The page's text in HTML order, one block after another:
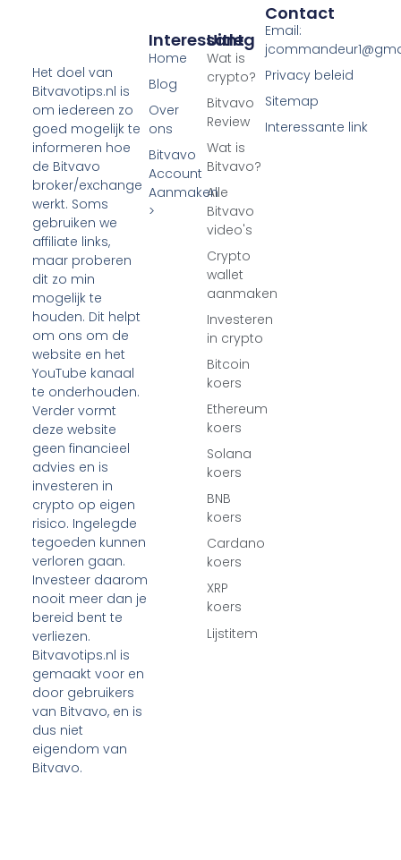
Het doel van
Bitvavotips.nl is
om iedereen zo
goed mogelijk te
informeren hoe
de Bitvavo
broker/exchange
werkt. Soms
gebruiken we
affiliate links,
maar proberen
dit zo min
mogelijk te
houden. Dit helpt
om ons om de
website en het
YouTube kanaal
te onderhouden.
Verder vormt
deze website
geen financieel
advies en is
investeren in
crypto op eigen
risico. Ingelegde
tegoeden kunnen
verloren gaan.
Investeer daarom
nooit meer dan je
bereid bent te
verliezen.
Bitvavotips.nl is
gemaakt voor en
door gebruikers
van Bitvavo, en is
dus niet
eigendom van
Bitvavo.
Uitleg
Wat is
crypto?
Bitvavo
Review
Wat is
Bitvavo?
Alle
Bitvavo
video's
Crypto
wallet
aanmaken
Investeren
in crypto
Bitcoin
koers
Ethereum
koers
Solana
koers
BNB
koers
Cardano
koers
XRP
koers
Lijstitem
Interessant
Home
Blog
Over
ons
Bitvavo
Account
Aanmaken
>
Contact
Email:
Privacy beleid
Sitemap
Interessante link